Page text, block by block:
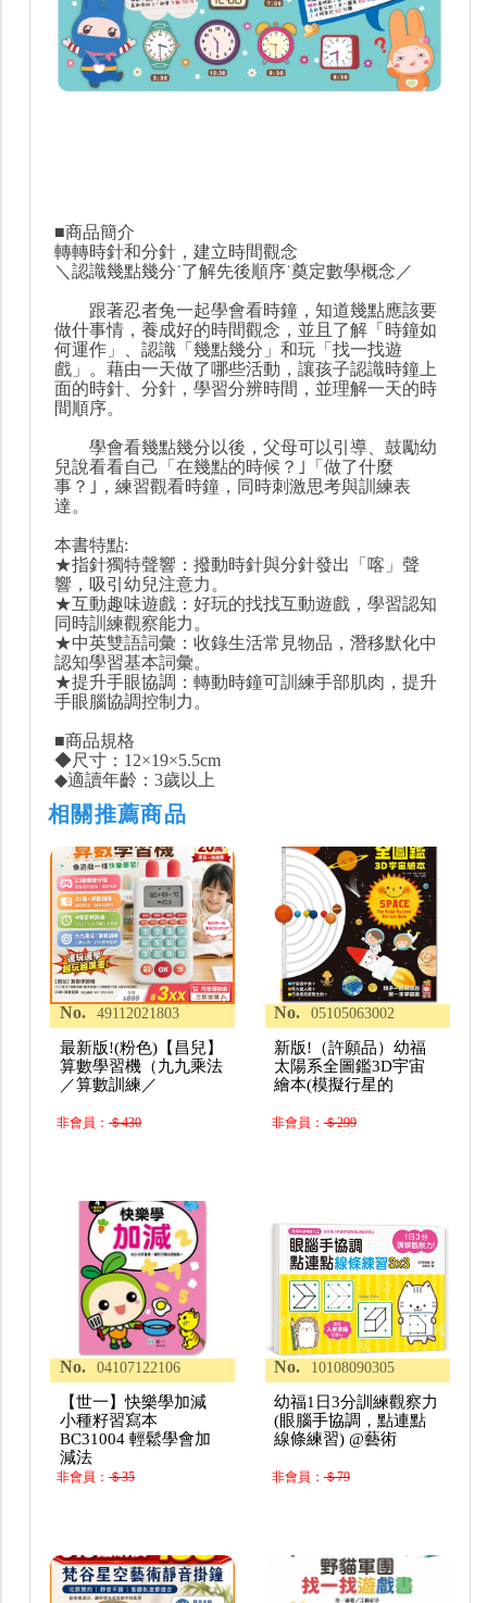
■商品簡介
轉轉時針和分針，建立時間觀念
＼認識幾點幾分˙了解先後順序˙奠定數學概念／
跟著忍者兔一起學會看時鐘，知道幾點應該要
做什事情，養成好的時間觀念，並且了解「時鐘如
何運作」、認識「幾點幾分」和玩「找一找遊
戲」。藉由一天做了哪些活動，讓孩子認識時鐘上
面的時針、分針，學習分辨時間，並理解一天的時
間順序。
學會看幾點幾分以後，父母可以引導、鼓勵幼
兒說看看自己「在幾點的時候？｣「做了什麼
事？｣，練習觀看時鐘，同時刺激思考與訓練表
達。
本書特點:
★指針獨特聲響：撥動時針與分針發出「喀」聲
響，吸引幼兒注意力。
★互動趣味遊戲：好玩的找找互動遊戲，學習認知
同時訓練觀察能力。
★中英雙語詞彙：收錄生活常見物品，潛移默化中
認知學習基本詞彙。
★提升手眼協調：轉動時鐘可訓練手部肌肉，提升
手眼腦協調控制力。
■商品規格
◆尺寸：12×19×5.5cm
◆適讀年齡：3歲以上
相關推薦商品
No. 49112021803
最新版!(粉色)【昌兒】
算數學習機（九九乘法
／算數訓練／
非會員：＄430
No. 05105063002
新版!（許願品）幼福
太陽系全圖鑑3D宇宙
繪本(模擬行星的
非會員：＄299
No. 04107122106
【世一】快樂學加減
小種籽習寫本
BC31004 輕鬆學會加
減法
非會員：＄35
No. 10108090305
幼福1日3分訓練觀察力
(眼腦手協調，點連點
線條練習) @藝術
非會員：＄79